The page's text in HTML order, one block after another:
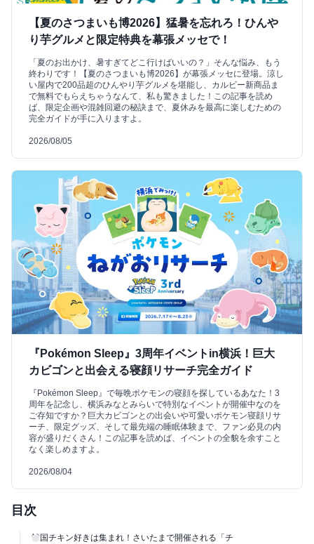
【夏のさつまいも博2026】猛暑を忘れろ！ひんや
り芋グルメと限定特典を幕張メッセで！
「夏のお出かけ、暑すぎてどこ行けばいいの？」そんな悩み、もう
終わりです！【夏のさつまいも博2026】が幕張メッセに登場。涼し
い屋内で200品超のひんやり芋グルメを堪能し、カルビー新商品ま
で無料でもらえちゃうなんて、私も驚きました！この記事を読め
ば、限定企画や混雑回避の秘訣まで、夏休みを最高に楽しむための
完全ガイドが手に入りますよ。
2026/08/05
『Pokémon Sleep』3周年イベントin横浜！巨大
カビゴンと出会える寝顔リサーチ完全ガイド
『Pokémon Sleep』で毎晩ポケモンの寝顔を探しているあなた！3
周年を記念し、横浜みなとみらいで特別なイベントが開催中なのを
ご存知ですか？巨大カビゴンとの出会いや可愛いポケモン寝顔リサ
ーチ、限定グッズ、そして最先端の睡眠体験まで、ファン必見の内
容が盛りだくさん！この記事を読めば、イベントの全貌を余すこと
なく楽しめますよ。
2026/08/04
目次
韓国チキン好きは集まれ！さいたまで開催される「チ